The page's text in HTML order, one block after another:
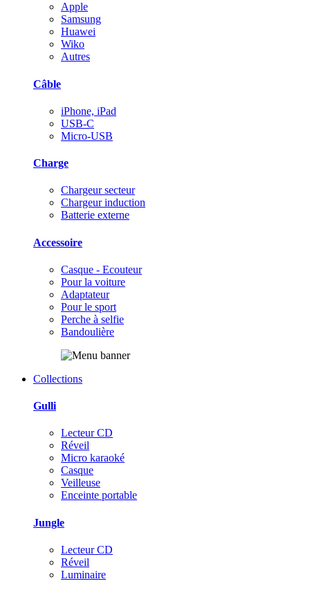
Apple
Samsung
Huawei
Wiko
Autres
Câble
iPhone, iPad
USB-C
Micro-USB
Charge
Chargeur secteur
Chargeur induction
Batterie externe
Accessoire
Casque - Ecouteur
Pour la voiture
Adaptateur
Pour le sport
Perche à selfie
Bandoulière
Collections
Gulli
Lecteur CD
Réveil
Micro karaoké
Casque
Veilleuse
Enceinte portable
Jungle
Lecteur CD
Réveil
Luminaire